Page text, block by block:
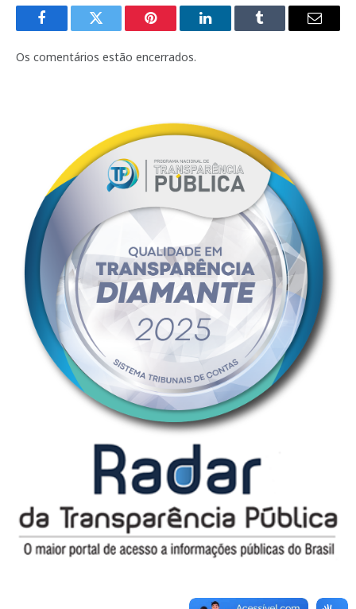
FacebookTwitter Pinterest LinkedInTumblr
E-
Os comentários estão encerrados.